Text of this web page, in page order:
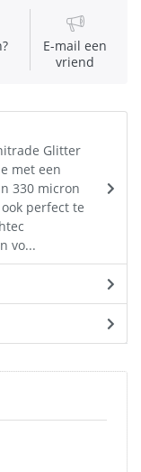
E-mail een
vriend
Glitter
met een
330 micron
perfect te
vo...